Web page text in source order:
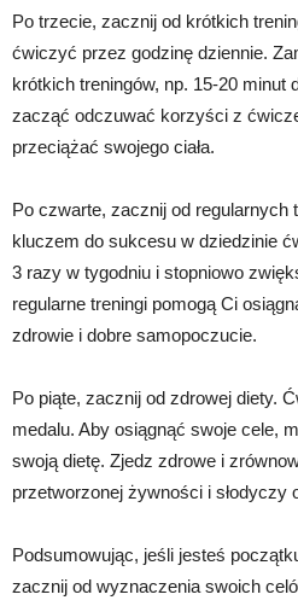
Po trzecie, zacznij od krótkich
ćwiczyć przez godzinę dziennie.
krótkich treningów, np. 15-20 minut
zacząć odczuwać korzyści z
przeciążać swojego ciała.
Po czwarte, zacznij od regularnych
kluczem do sukcesu w dziedzinie
3 razy w tygodniu i stopniowo
regularne treningi pomogą Ci
zdrowie i dobre samopoczucie.
Po piąte, zacznij od zdrowej diety.
medalu. Aby osiągnąć swoje cele,
swoją dietę. Zjedz zdrowe i
przetworzonej żywności i słodyczy
Podsumowując, jeśli jesteś
zacznij od wyznaczenia swoich